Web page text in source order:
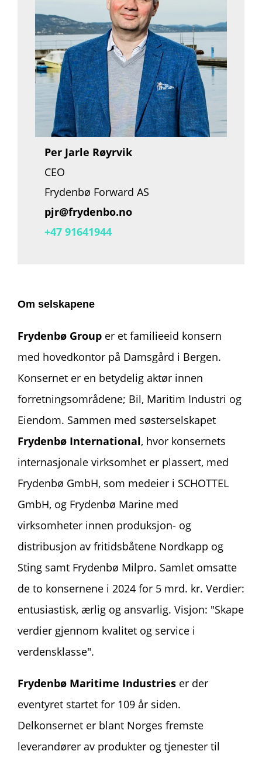
Per Jarle Røyrvik
CEO
Frydenbø Forward AS
pjr@frydenbo.no
+47 91641944
Om selskapene
Frydenbø Group er et familieeid konsern
med hovedkontor på Damsgård i Bergen.
Konsernet er en betydelig aktør innen
forretningsområdene; Bil, Maritim Industri og
Eiendom. Sammen med søsterselskapet
Frydenbø International, hvor konsernets
internasjonale virksomhet er plassert, med
Frydenbø GmbH, som medeier i SCHOTTEL
GmbH, og Frydenbø Marine med
virksomheter innen produksjon- og
distribusjon av fritidsbåtene Nordkapp og
Sting samt Frydenbø Milpro. Samlet omsatte
de to konsernene i 2024 for 5 mrd. kr. Verdier:
entusiastisk, ærlig og ansvarlig. Visjon: "Skape
verdier gjennom kvalitet og service i
verdensklasse".
Frydenbø Maritime Industries er der
eventyret startet for 109 år siden.
Delkonsernet er blant Norges fremste
leverandører av produkter og tjenester til